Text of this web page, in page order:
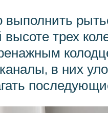
высоте трех
в них